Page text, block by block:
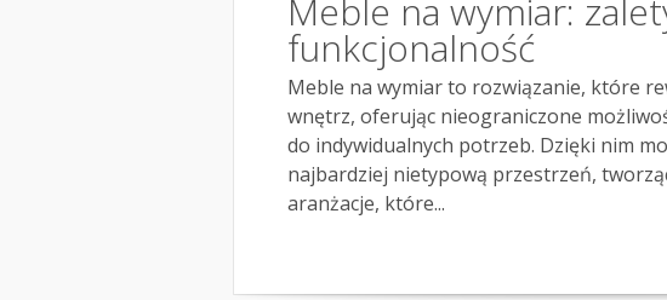
Meble na wymiar:
funkcjonalność
Meble na wymiar to rozwiązanie, które
wnętrz, oferując nieograniczone
do indywidualnych potrzeb. Dzięki nim
najbardziej nietypową przestrzeń,
aranżacje, które...